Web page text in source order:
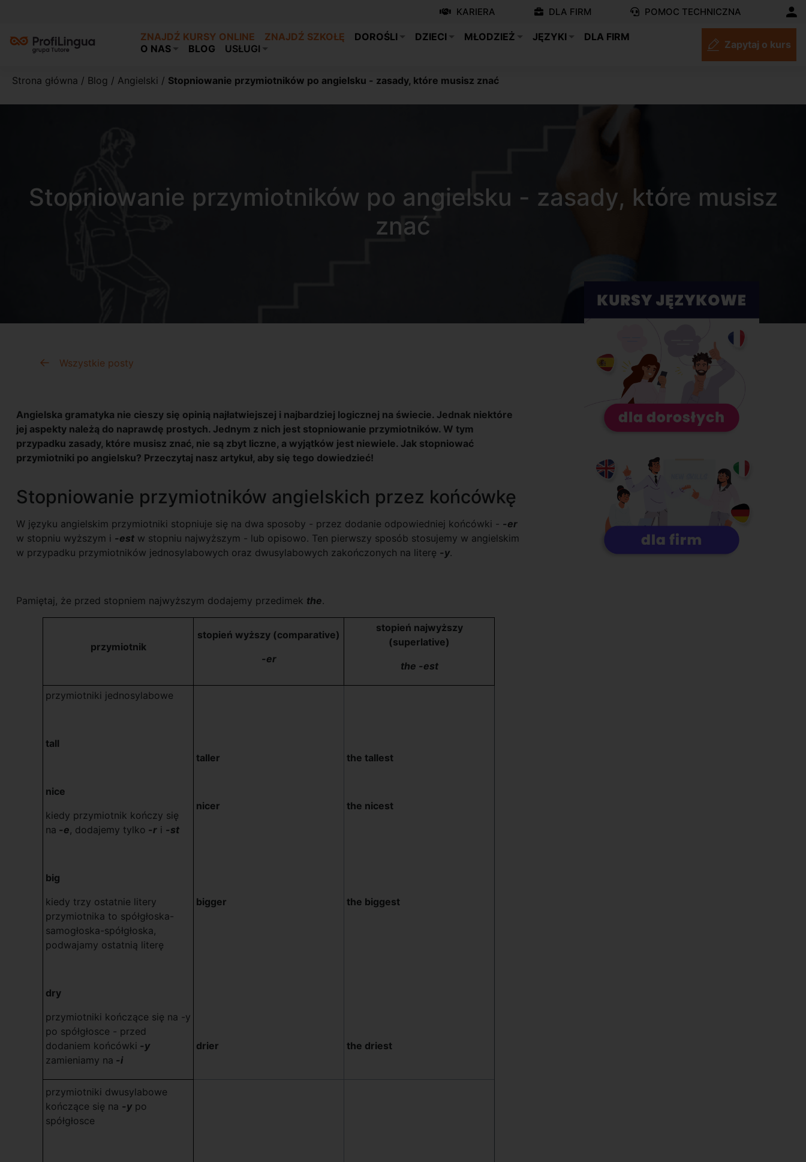
KARIERA DLA FIRM POMOC TECHNICZNA
ZNAJDŹ KURSY ONLINE ZNAJDŹ SZKOŁĘ DOROŚLI DZIECI MŁODZIEŻ JĘZYKI
DLA FIRM
O NAS
BLOG USŁUGI Zapytaj o kurs
Strona główna / Blog / Angielski / Stopniowanie przymiotników po angielsku - zasady, które musisz znać
Stopniowanie przymiotników po angielsku - zasady, które musisz
znać
Wszystkie posty
Angielska gramatyka nie cieszy się opinią najłatwiejszej i najbardziej logicznej na świecie. Jednak niektóre
jej aspekty należą do naprawdę prostych. Jednym z nich jest stopniowanie przymiotników. W tym
przypadku zasady, które musisz znać, nie są zbyt liczne, a wyjątków jest niewiele. Jak stopniować
przymiotniki po angielsku? Przeczytaj nasz artykuł, aby się tego dowiedzieć!
Stopniowanie przymiotników angielskich przez końcówkę
W języku angielskim przymiotniki stopniuje się na dwa sposoby - przez dodanie odpowiedniej końcówki - -er
w stopniu wyższym i -est w stopniu najwyższym - lub opisowo. Ten pierwszy sposób stosujemy w angielskim
w przypadku przymiotników jednosylabowych oraz dwusylabowych zakończonych na literę -y.
Pamiętaj, że przed stopniem najwyższym dodajemy przedimek the.
przymiotnik
stopień wyższy (comparative)
-er
stopień najwyższy
(superlative)
the -est
przymiotniki jednosylabowe
tall
nice
kiedy przymiotnik kończy się
na -e, dodajemy tylko -r i -st
big
kiedy trzy ostatnie litery
przymiotnika to spółgłoska-
samogłoska-spółgłoska,
podwajamy ostatnią literę
dry
przymiotniki kończące się na -y
po spółgłosce - przed
dodaniem końcówki -y
zamieniamy na -i
taller
nicer
bigger
drier
the tallest
the nicest
the biggest
the driest
przymiotniki dwusylabowe
kończące się na -y po
spółgłosce